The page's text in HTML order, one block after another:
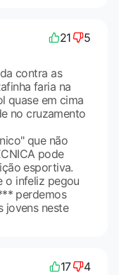
21 5
contra as
faria na
quase em cima
no cruzamento
que não
pode
esportiva.
o infeliz pegou
perdemos
jovens neste
17 4